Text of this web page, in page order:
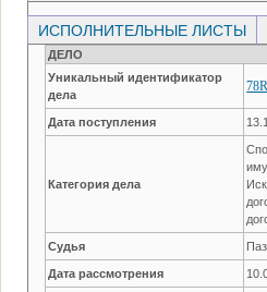
ИСПОЛНИТЕЛЬНЫЕ ЛИСТЫ
ДЕЛО
Уникальный идентификатор
дела
Дата поступления
Категория дела
Судья
Дата рассмотрения